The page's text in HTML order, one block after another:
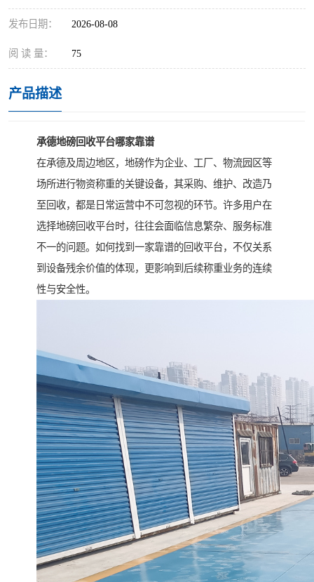
发布日期： 2026-08-08
阅 读 量： 75
产品描述
承德地磅回收平台哪家靠谱
在承德及周边地区，地磅作为企业、工厂、物流园区等
场所进行物资称重的关键设备，其采购、维护、改造乃
至回收，都是日常运营中不可忽视的环节。许多用户在
选择地磅回收平台时，往往会面临信息繁杂、服务标准
不一的问题。如何找到一家靠谱的回收平台，不仅关系
到设备残余价值的体现，更影响到后续称重业务的连续
性与安全性。